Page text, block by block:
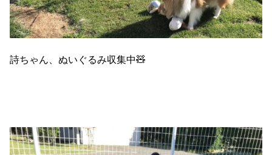
詩ちゃん、ぬいぐるみ収集中🧸